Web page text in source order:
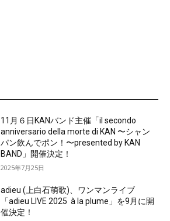
11月６日KANバンド主催「il secondo
anniversario della morte di KAN 〜シャン
パン飲んでポン！〜presented by KAN
BAND」開催決定！
2025年7月25日
adieu (上白石萌歌)、ワンマンライブ
「adieu LIVE 2025 à la plume」を9月に開
催決定！